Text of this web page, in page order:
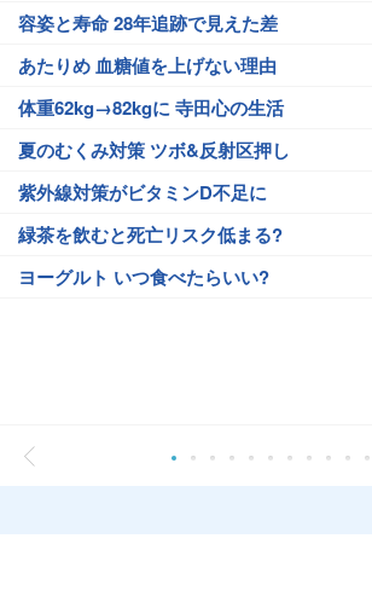
容姿と寿命 28年追跡で見えた差
あたりめ 血糖値を上げない理由
体重62kg→82kgに 寺田心の生活
夏のむくみ対策 ツボ&反射区押し
紫外線対策がビタミンD不足に
緑茶を飲むと死亡リスク低まる?
ヨーグルト いつ食べたらいい?